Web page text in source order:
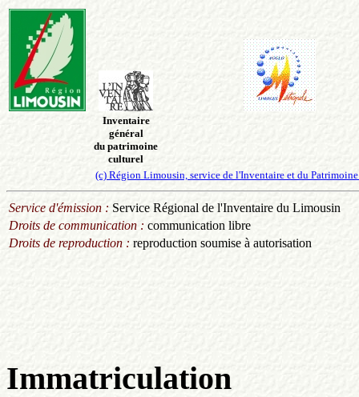
Inventaire
général
du patrimoine
culturel
(c) Région Limousin, service de l'Inventaire et du
Service d'émission : Service Régional de l'Inventaire du Limousin
Droits de communication : communication libre
Droits de reproduction : reproduction soumise à autorisation
Immatriculation